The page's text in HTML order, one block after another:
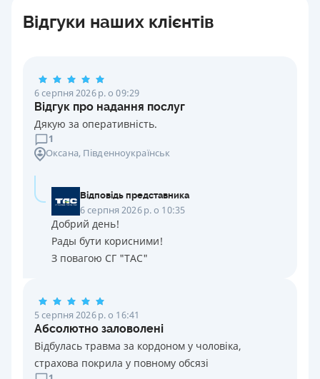
Відгуки наших клієнтів
6 серпня 2026 р. о 09:29
Відгук про надання послуг
Дякую за оперативність.
1
Оксана, Південноукраїнськ
Відповідь представника
6 серпня 2026 р. о 10:35
Добрий день!
Рады бути корисними!
З повагою СГ "ТАС"
5 серпня 2026 р. о 16:41
Абсолютно заловолені
Відбулась травма за кордоном у чоловіка,
страхова покрила у повному обсязі